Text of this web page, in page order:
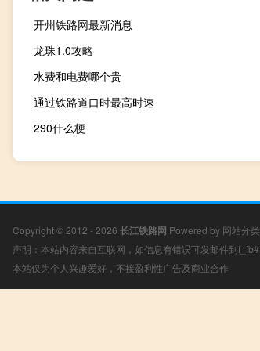
开州铁路网最新消息
龙珠1.0攻略
水费和电费哪个贵
通过铁路道口时最高时速
290什么梗
Copyright © 2012 - 2026 长江铁路网 Powered by 网站分
声明：本站内容来自互联网，如信息有错误可发邮件到
本站仅为个人兴趣爱好，不接盈利性广告及商业合作